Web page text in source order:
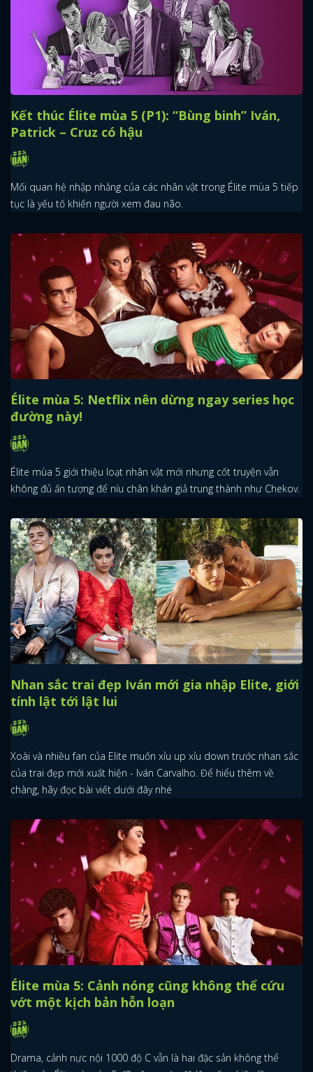
Kết thúc Élite mùa 5 (P1): “Bùng binh” Iván,
Patrick – Cruz có hậu
Mối quan hệ nhập nhằng của các nhân vật trong Élite mùa 5 tiếp
tục là yếu tố khiến người xem đau não.
Élite mùa 5: Netflix nên dừng ngay series học
đường này!
Élite mùa 5 giới thiệu loạt nhân vật mới nhưng cốt truyện vẫn
không đủ ấn tượng để níu chân khán giả trung thành như Chekov.
Nhan sắc trai đẹp Iván mới gia nhập Elite, giới
tính lật tới lật lui
Xoài và nhiều fan của Elite muốn xỉu up xỉu down trước nhan sắc
của trai đẹp mới xuất hiện - Iván Carvalho. Để hiểu thêm về
chàng, hãy đọc bài viết dưới đây nhé
Élite mùa 5: Cảnh nóng cũng không thể cứu
vớt một kịch bản hỗn loạn
Drama, cảnh nực nội 1000 độ C vẫn là hai đặc sản không thể